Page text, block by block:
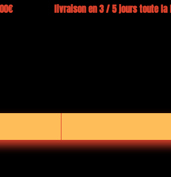
livraison en 3 / 5 jours toute